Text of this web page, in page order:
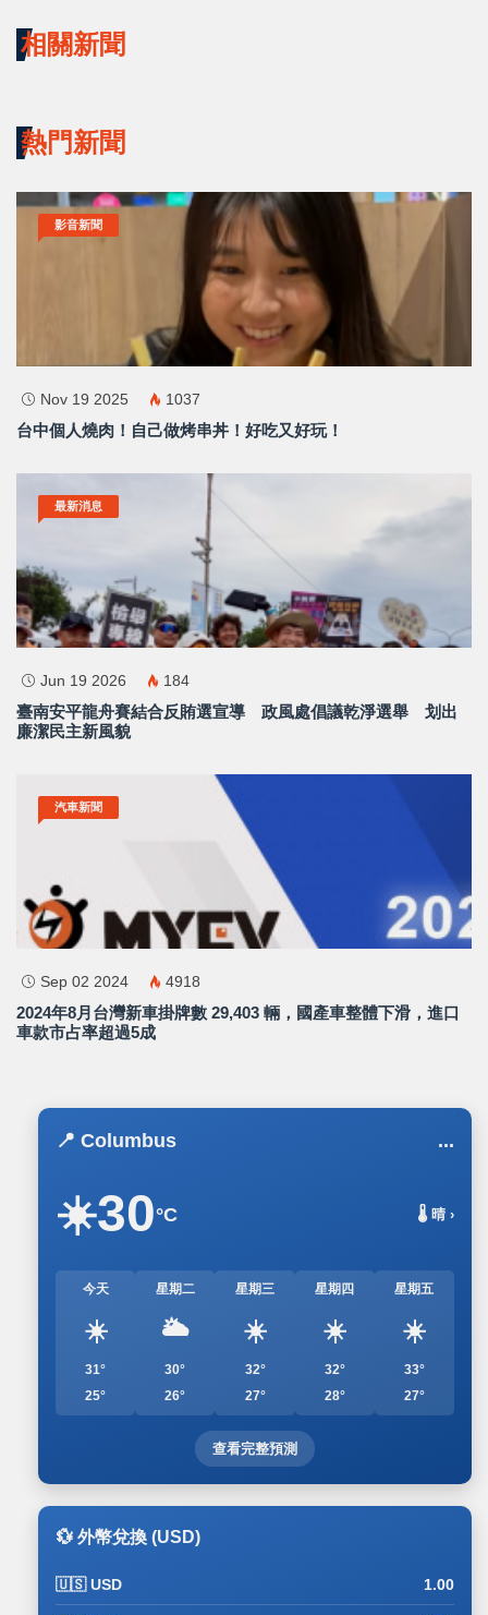
相關新聞
熱門新聞
影音新聞
Nov 19 2025 1037
台中個人燒肉！自己做烤串丼！好吃又好玩！
最新消息
Jun 19 2026 184
臺南安平龍舟賽結合反賄選宣導 政風處倡議乾淨選舉 划出
廉潔民主新風貌
汽車新聞
Sep 02 2024 4918
2024年8月台灣新車掛牌數 29,403 輛，國產車整體下滑，進口
車款市占率超過5成
📍 Columbus ...
☀️30°C 🌡️ 晴 ›
今天
☀️
31°
25°
星期二
🌥️
30°
26°
星期三
☀️
32°
27°
星期四
☀️
32°
28°
星期五
☀️
33°
27°
查看完整預測
💱 外幣兌換 (USD)
🇺🇸 USD 1.00
×
請加入LINE好友連結
中 華 超 傳 媒
Https://reurl.cc/adqW77